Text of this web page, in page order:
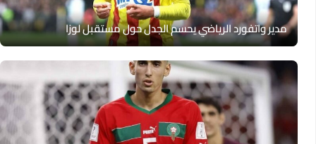
مدير واتفورد الرياضي يحسم الجدل حول مستقبل لوزا